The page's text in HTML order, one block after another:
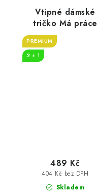
Vtipné dámské
tričko Má práce
SESTŘIČKA
PREMIUM
2 + 1
Skladem
404 Kč bez DPH
489 Kč